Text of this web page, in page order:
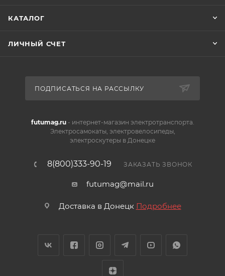
КАТАЛОГ
ЛИЧНЫЙ СЧЕТ
ПОДПИСАТЬСЯ НА РАССЫЛКУ
futumag.ru- интернет-магазин электротранспорта.
Электросамокаты, электровелосипеды,
электроскутеры в Донецке
8(800)333-90-19 ЗАКАЗАТЬ ЗВОНОК
futumag@mail.ru
Доставка в Донецк Подробнее